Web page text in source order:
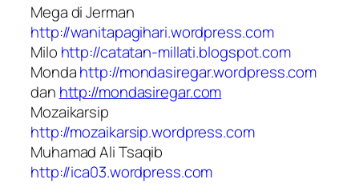
Mega di Jerman
http://wanitapagihari.wordpress.com
Milo http://catatan-millati.blogspot.com
Mondahttp://mondasiregar.wordpress.com
dan http://mondasiregar.com
Mozaikarsip
http://mozaikarsip.wordpress.com
Muhamad Ali Tsaqib
http://ica03.wordpress.com